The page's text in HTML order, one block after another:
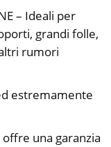
– Ideali per
grandi folle,
rumori
estremamente
offre una garanzia